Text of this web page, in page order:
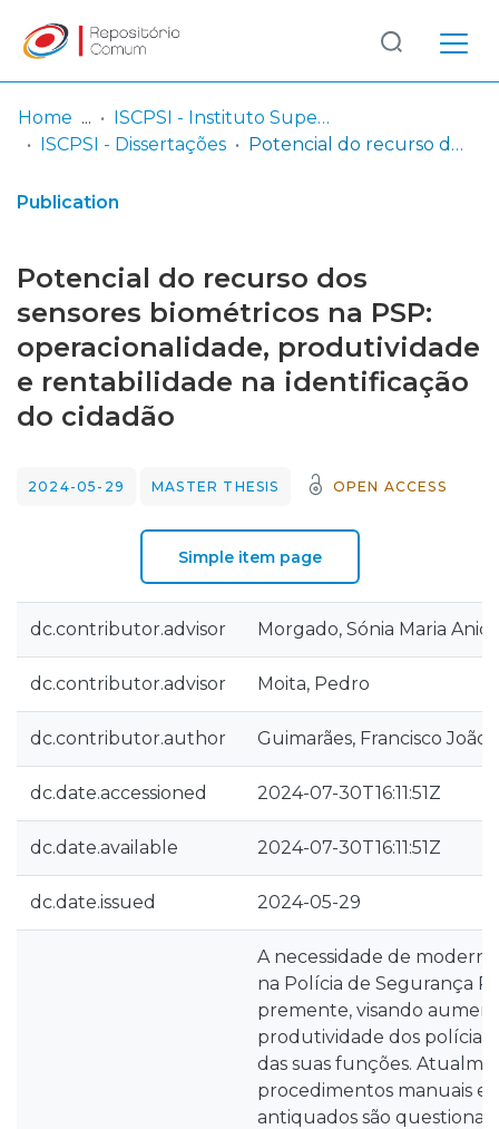
& Collections
Statistics
Log
In
(current)
Home
ISCPSI - Instituto Superior de Ciências Policiais e Segurança Interna
ISCPSI - Dissertações
Potencial do recurso dos sensores biométricos na PSP: operacionalidade, produtividade e rentabilidade na identificação do cidadão
Publication
Potencial do recurso dos
sensores biométricos na PSP:
operacionalidade, produtividade
e rentabilidade na identificação
do cidadão
2024-05-29 MASTER THESIS OPEN ACCESS
Simple item page
dc.contributor.advisor Morgado, Sónia Maria
dc.contributor.advisor Moita, Pedro
dc.contributor.author Guimarães, Francisco
dc.date.accessioned 2024-07-30T16:11:51Z
dc.date.available 2024-07-30T16:11:51Z
dc.date.issued 2024-05-29
A necessidade de
na Polícia de Segurança
premente, visando
produtividade dos
das suas funções.
procedimentos manuais e
antiquados são